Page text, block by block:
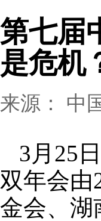
第七届
是危机
来源： 中
3月25
双年会由
金会、湖